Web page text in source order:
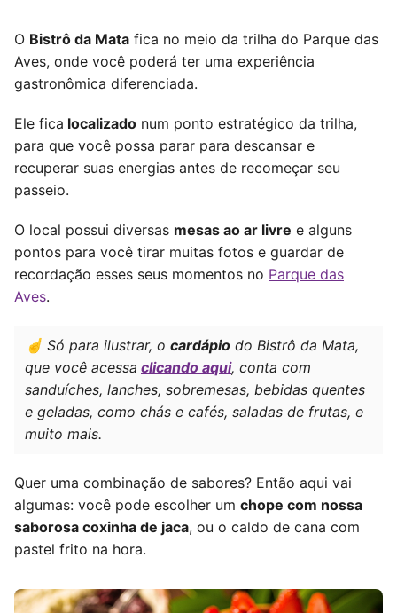
O Bistrô da Mata fica no meio da trilha do Parque das
Aves, onde você poderá ter uma experiência
gastronômica diferenciada.
Ele fica localizado num ponto estratégico da trilha,
para que você possa parar para descansar e
recuperar suas energias antes de recomeçar seu
passeio.
O local possui diversas mesas ao ar livre e alguns
pontos para você tirar muitas fotos e guardar de
recordação esses seus momentos no Parque das
Aves.
☝️ Só para ilustrar, o cardápio do Bistrô da Mata,
que você acessa clicando aqui, conta com
sanduíches, lanches, sobremesas, bebidas quentes
e geladas, como chás e cafés, saladas de frutas, e
muito mais.
Quer uma combinação de sabores? Então aqui vai
algumas: você pode escolher um chope com nossa
saborosa coxinha de jaca, ou o caldo de cana com
pastel frito na hora.